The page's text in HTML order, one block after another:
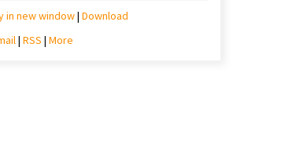
in new window| Download
| RSS | More